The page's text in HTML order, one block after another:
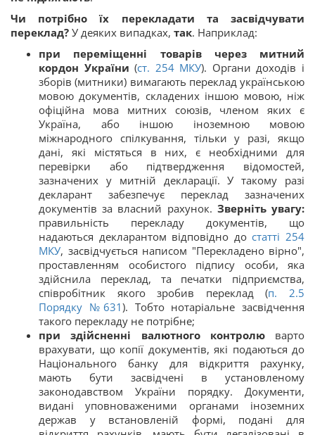
Чи потрібно їх перекладати та засвідчувати
переклад? У деяких випадках, так. Наприклад:
при переміщенні товарів через митний
кордон України (ст. 254 МКУ). Органи доходів і
зборів (митники) вимагають переклад українською
мовою документів, складених іншою мовою, ніж
офіційна мова митних союзів, членом яких є
Україна, або іншою іноземною мовою
міжнародного спілкування, тільки у разі, якщо
дані, які містяться в них, є необхідними для
перевірки або підтвердження відомостей,
зазначених у митній декларації. У такому разі
декларант забезпечує переклад зазначених
документів за власний рахунок. Зверніть увагу:
правильність перекладу документів, що
надаються декларантом відповідно достатті 254
МКУ, засвідчується написом "Перекладено вірно",
проставленням особистого підпису особи, яка
здійснила переклад, та печатки підприємства,
співробітник якого зробив переклад (п. 2.5
Порядку №631). Тобто нотаріальне засвідчення
такого перекладу не потрібне;
при здійсненні валютного контролю варто
врахувати, що копії документів, які подаються до
Національного банку для відкриття рахунку,
мають бути засвідчені в установленому
законодавством України порядку. Документи,
видані уповноваженими органами іноземних
держав у встановленій формі, подані для